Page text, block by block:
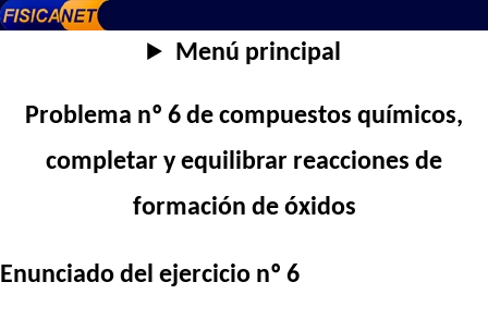
Menú principal
Problema nº 6 de compuestos químicos,
completar y equilibrar reacciones de
formación de óxidos
Enunciado del ejercicio nº 6